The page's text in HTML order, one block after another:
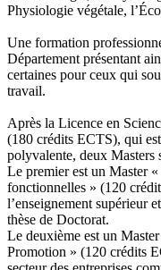
Physiologie végétale,
Une formation
Département présentant
certaines pour ceux qui
travail.
Après la Licence en
(180 crédits ECTS), qui
polyvalente, deux Masters
Le premier est un Master
fonctionnelles » (120
l’enseignement supérieur
thèse de Doctorat.
Le deuxième est un
Promotion » (120 crédits